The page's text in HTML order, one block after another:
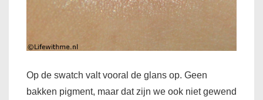
Op de swatch valt vooral de glans op. Geen
bakken pigment, maar dat zijn we ook niet gewend